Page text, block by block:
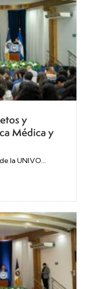
y
Médica y
la UNIVO...